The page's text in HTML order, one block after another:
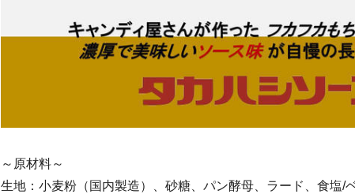
～原材料～
生地：小麦粉（国内製造）、砂糖、パン酵母、ラード、食塩/